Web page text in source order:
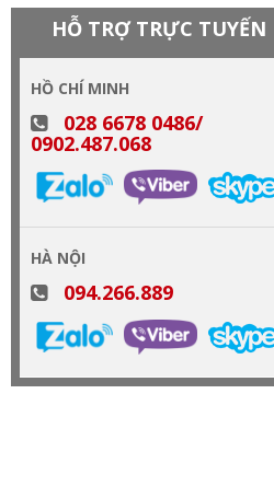
HỖ TRỢ TRỰC TUYẾN
HỒ CHÍ MINH
028 6678 0486/
0902.487.068
HÀ NỘI
094.266.889